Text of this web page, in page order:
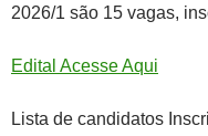
2026/1 são 15 vagas,
Edital Acesse Aqui
Lista de candidatos